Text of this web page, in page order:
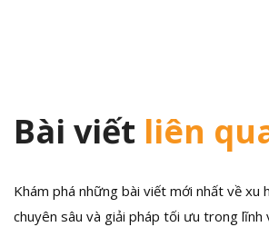
Bài viết liên
Khám phá những bài viết mới nhất về xu
chuyên sâu và giải pháp tối ưu trong lĩnh